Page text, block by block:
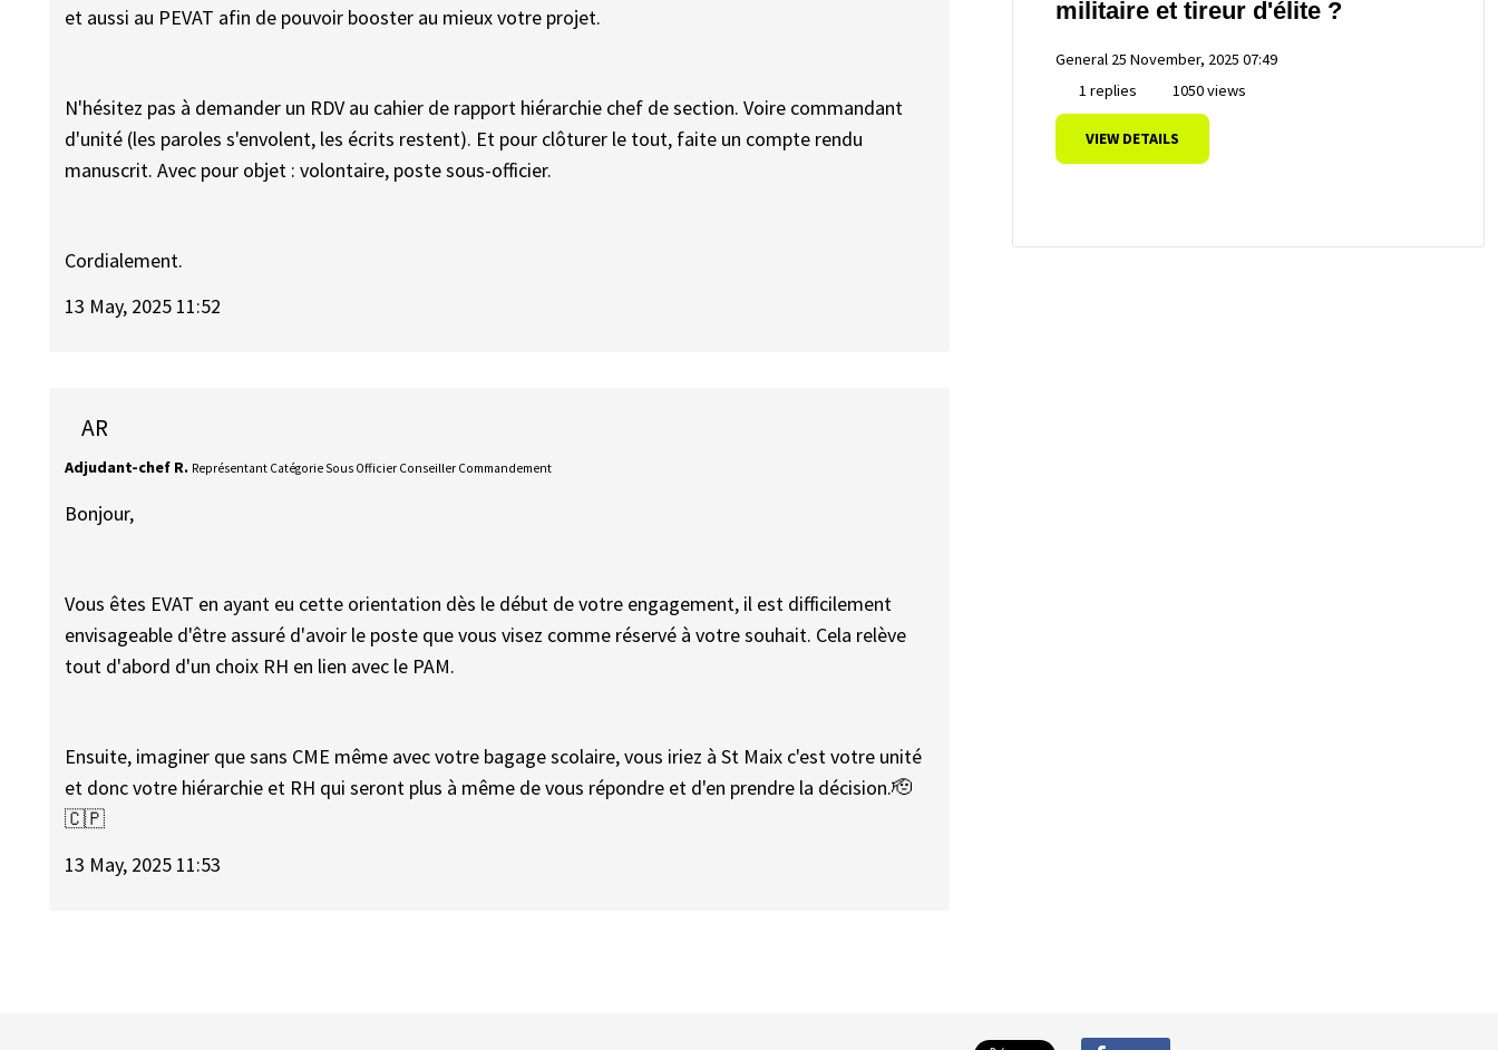
et aussi au PEVAT afin de pouvoir booster au mieux votre projet.
N'hésitez pas à demander un RDV au cahier de rapport hiérarchie chef de section. Voire commandant
d'unité (les paroles s'envolent, les écrits restent). Et pour clôturer le tout, faite un compte rendu
manuscrit. Avec pour objet : volontaire, poste sous-officier.
Cordialement.
13 May, 2025 11:52
AR
Adjudant-chef R. Représentant Catégorie Sous Officier Conseiller Commandement
Bonjour,
Vous êtes EVAT en ayant eu cette orientation dès le début de votre engagement, il est difficilement
envisageable d'être assuré d'avoir le poste que vous visez comme réservé à votre souhait. Cela relève
tout d'abord d'un choix RH en lien avec le PAM.
Ensuite, imaginer que sans CME même avec votre bagage scolaire, vous iriez à St Maix c'est votre unité
et donc votre hiérarchie et RH qui seront plus à même de vous répondre et d'en prendre la décision.🫡
🇨🇵
13 May, 2025 11:53
militaire et tireur d'élite ?
General 25 November, 2025 07:49
1 replies
1050 views
VIEW DETAILS